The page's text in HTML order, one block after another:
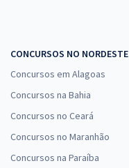
CONCURSOS NO NORDESTE
Concursos em Alagoas
Concursos na Bahia
Concursos no Ceará
Concursos no Maranhão
Concursos na Paraíba